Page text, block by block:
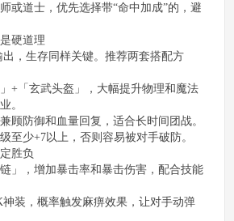
或道士，优先选择带“命中加成”的，避
硬道理
，生存同样关键。推荐两套搭配方
+「玄武头盔」，大幅提升物理和魔法
。
顾防御和血量回复，适合长时间团战。
至少+7以上，否则容易被对手破防。
胜负
」，增加暴击率和暴击伤害，配合技能
装，概率触发麻痹效果，让对手动弹